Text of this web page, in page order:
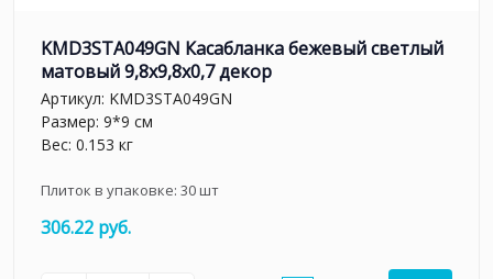
KMD3STA049GN Касабланка бежевый светлый
матовый 9,8x9,8x0,7 декор
Артикул: KMD3STA049GN
Размер: 9*9 см
Вес: 0.153 кг
Плиток в упаковке: 30шт
306.22 руб.